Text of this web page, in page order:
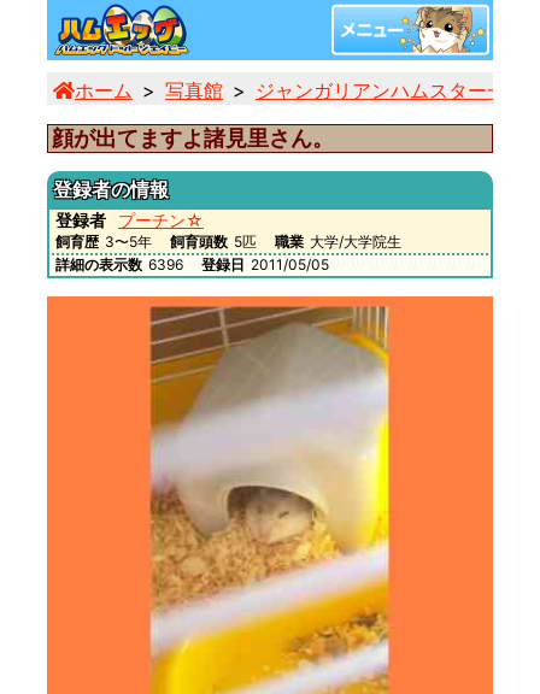
ホーム 写真館 ジャンガリアンハムスター一覧
顔が出てますよ諸見里さん。
登録者の情報
登録者 プーチン☆
飼育歴 3〜5年 飼育頭数 5匹 職業 大学/大学院生
詳細の表示数 6396 登録日 2011/05/05